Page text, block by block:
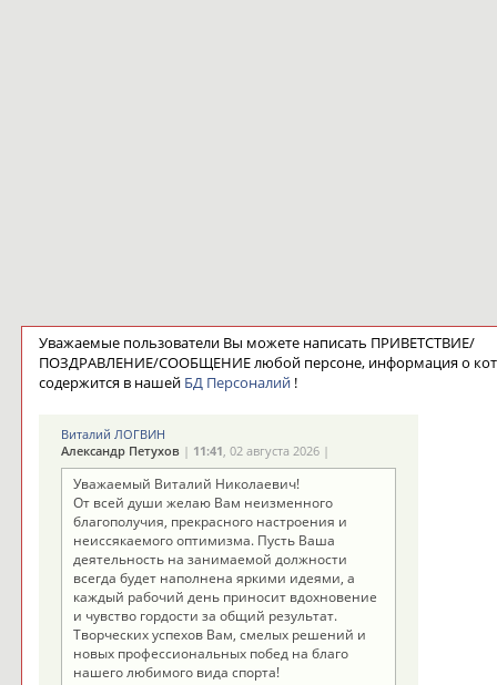
Уважаемые пользователи Вы можете написать ПРИВЕТСТВИЕ/
ПОЗДРАВЛЕНИЕ/СООБЩЕНИЕ любой персоне, информация о
содержится в нашей БД Персоналий!
Виталий ЛОГВИН
Александр Петухов| 11:41, 02 августа 2026 |
Уважаемый Виталий Николаевич!
От всей души желаю Вам неизменного
благополучия, прекрасного настроения и
неиссякаемого оптимизма. Пусть Ваша
деятельность на занимаемой должности
всегда будет наполнена яркими идеями, а
каждый рабочий день приносит вдохновение
и чувство гордости за общий результат.
Творческих успехов Вам, смелых решений и
новых профессиональных побед на благо
нашего любимого вида спорта!